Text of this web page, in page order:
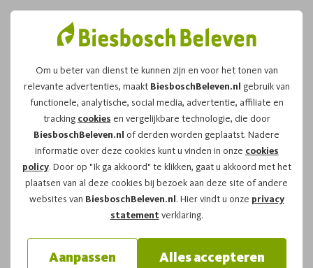
Om u beter van dienst te kunnen zijn en voor het tonen van
relevante advertenties, maakt BiesboschBeleven.nl gebruik van
functionele, analytische, social media, advertentie, affiliate en
tracking cookies en vergelijkbare technologie, die door
BiesboschBeleven.nl of derden worden geplaatst. Nadere
informatie over deze cookies kunt u vinden in onze cookies
policy. Door op "Ik ga akkoord" te klikken, gaat u akkoord met het
plaatsen van al deze cookies bij bezoek aan deze site of andere
websites van BiesboschBeleven.nl. Hier vindt u onze privacy
statementverklaring.
Aanpassen Alles accepteren
Leuk dat u kiest voor dit
arrangement!
Om te reserveren voor de Bevertochtvaartocht op
vrijdag 03-07-2026om19:00 vragen wij u
onderstaand formulier in te vullen.
Uw gegevens: